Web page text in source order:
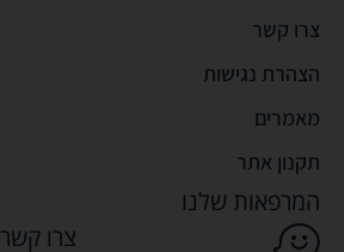
צרו קשר
הצהרת נגישות
מאמרים
תקנון אתר
המרפאות שלנו
צרו קשר